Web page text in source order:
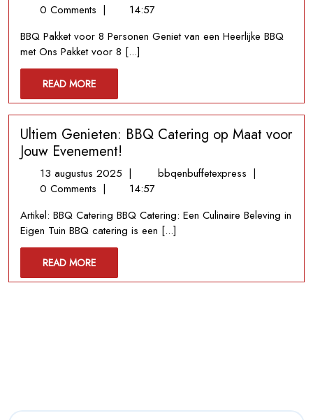
december
voor
Samen
van
Culinaire
0 Comments |
14:57
BBQ Pakket voor 8 Personen Geniet van een Heerlijke BBQ
met Ons Pakket voor 8 [...]
READ MOREREAD
MORE
Ultiem Genieten: BBQ Catering op Maat voor
Jouw Evenement!
13 augustus 2025 13
augustus
| bbqenbuffetexpress Ultiem
Catering
Jouw
|
0 Comments |
14:57
Artikel: BBQ Catering BBQ Catering: Een Culinaire Beleving in
Eigen Tuin BBQ catering is een [...]
READ MOREREAD
MORE